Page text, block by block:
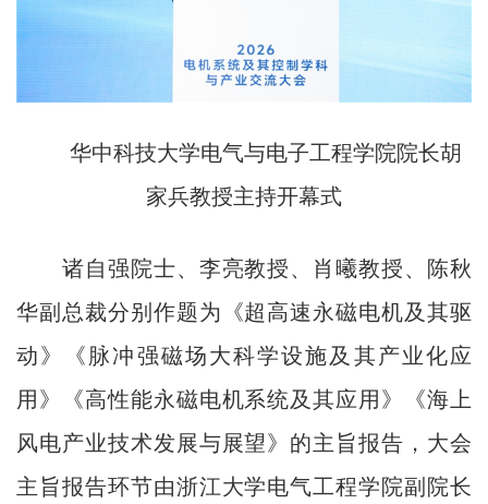
华中科技大学电气与电子工程学院院长胡
家兵教授主持开幕式
诸自强院士、李亮教授、肖曦教授、陈秋
华副总裁分别作题为《超高速永磁电机及其驱
动》《脉冲强磁场大科学设施及其产业化应
用》《高性能永磁电机系统及其应用》《海上
风电产业技术发展与展望》的主旨报告，大会
主旨报告环节由浙江大学电气工程学院副院长